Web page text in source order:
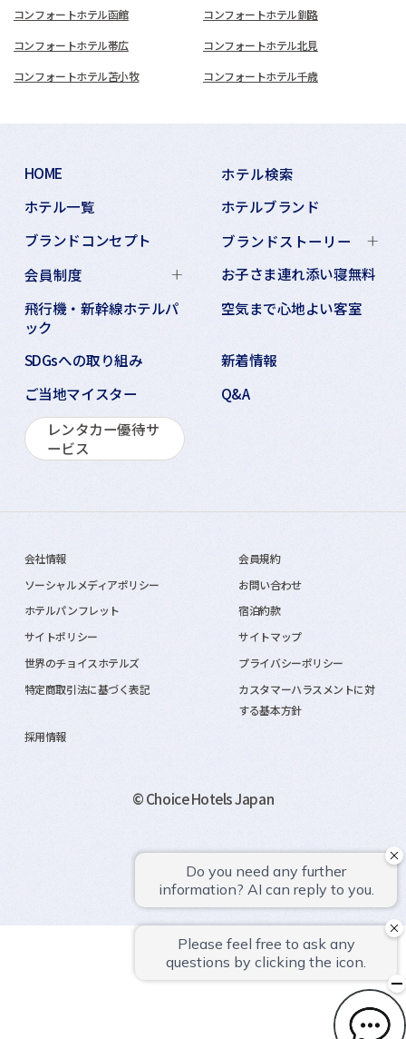
コンフォートホテル函館 コンフォートホテル釧路
コンフォートホテル帯広 コンフォートホテル北見
コンフォートホテル苫小牧 コンフォートホテル千歳
HOME
ホテル検索
ホテル一覧
ホテルブランド
ブランドコンセプト
ブランドストーリー
会員制度
お子さま連れ添い寝無料
飛行機・新幹線ホテルパ
ック
空気まで心地よい客室
SDGsへの取り組み
新着情報
ご当地マイスター
Q&A
レンタカー優待サ
ービス
会社情報
会員規約
ソーシャルメディアポリシー
お問い合わせ
ホテルパンフレット
宿泊約款
サイトポリシー
サイトマップ
世界のチョイスホテルズ
プライバシーポリシー
特定商取引法に基づく表記
カスタマーハラスメントに対
する基本方針
採用情報
© Choice Hotels Japan